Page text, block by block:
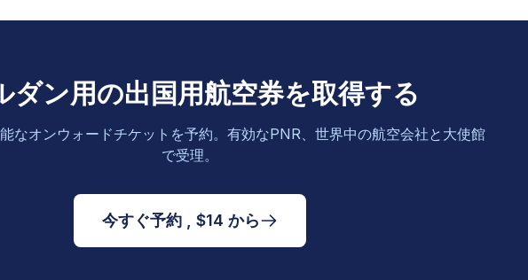
ダン用の出国用航空券を取得する
なオンウォードチケットを予約。有効なPNR、世界中の航空会社と大使館
で受理。
今すぐ予約 , $14 から